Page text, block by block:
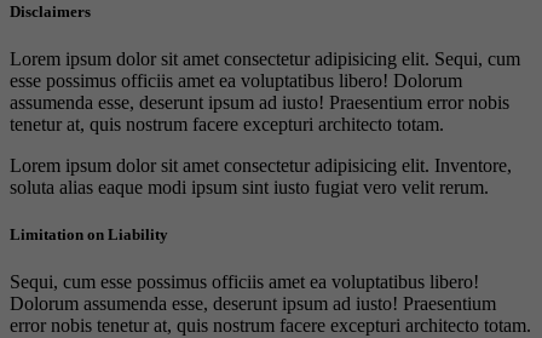
Disclaimers
Lorem ipsum dolor sit amet consectetur adipisicing elit. Sequi, cum
esse possimus officiis amet ea voluptatibus libero! Dolorum
assumenda esse, deserunt ipsum ad iusto! Praesentium error nobis
tenetur at, quis nostrum facere excepturi architecto totam.
Lorem ipsum dolor sit amet consectetur adipisicing elit. Inventore,
soluta alias eaque modi ipsum sint iusto fugiat vero velit rerum.
Limitation on Liability
Sequi, cum esse possimus officiis amet ea voluptatibus libero!
Dolorum assumenda esse, deserunt ipsum ad iusto! Praesentium
error nobis tenetur at, quis nostrum facere excepturi architecto totam.